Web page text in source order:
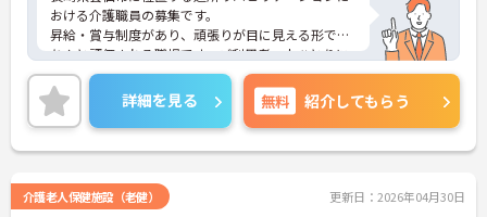
おける介護職員の募集です。
昇給・賞与制度があり、頑張りが目に見える形でき
ちんと評価される職場です。ご利用者一人ひとりに
寄り添って、その方に合わせたサービスの提供を行
っていただける方を募集しています。
ご興味のある方には、面接対策ポイントなど、さら
に詳細をご案内しますのでお気軽にご相談くださ
い！
詳細を見る 無料 紹介してもらう
介護老人保健施設（老健） 更新日：2026年04月30日